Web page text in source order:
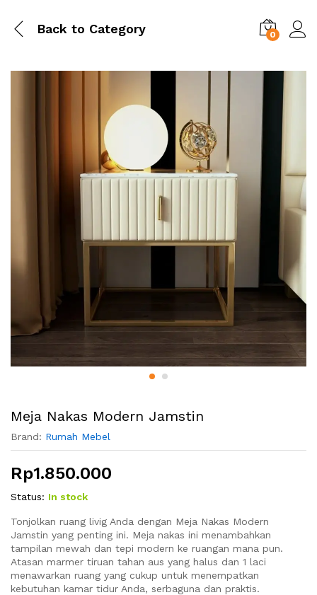
Back to Category 0
Meja Nakas Modern Jamstin
Brand: Rumah Mebel
Rp1.850.000
Status: In stock
Tonjolkan ruang livig Anda dengan Meja Nakas Modern
Jamstin yang penting ini. Meja nakas ini menambahkan
tampilan mewah dan tepi modern ke ruangan mana pun.
Atasan marmer tiruan tahan aus yang halus dan 1 laci
menawarkan ruang yang cukup untuk menempatkan
kebutuhan kamar tidur Anda, serbaguna dan praktis.